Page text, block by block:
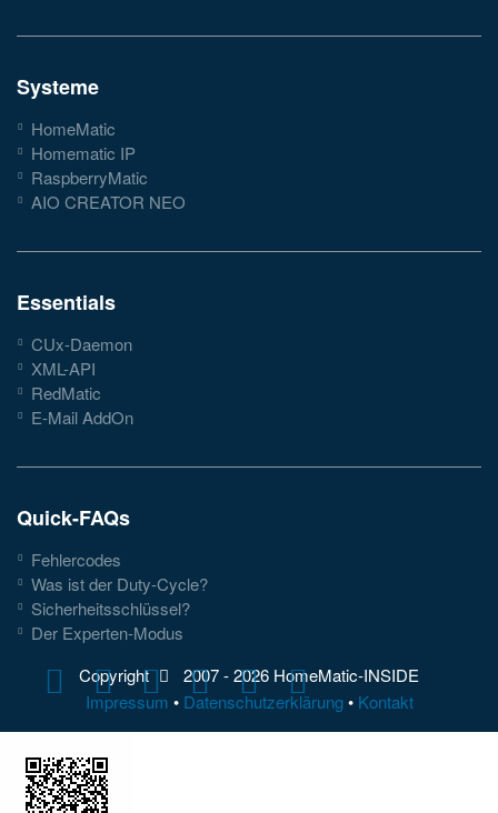
Systeme
HomeMatic
Homematic IP
RaspberryMatic
AIO CREATOR NEO
Essentials
CUx-Daemon
XML-API
RedMatic
E-Mail AddOn
Quick-FAQs
Fehlercodes
Was ist der Duty-Cycle?
Sicherheitsschlüssel?
Der Experten-Modus
Copyright
2007 - 2026 HomeMatic-INSIDE
Impressum • Datenschutzerklärung• Kontakt